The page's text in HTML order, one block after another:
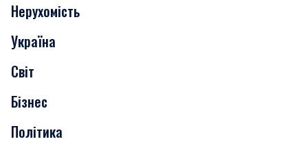
Події
Скандали
Нерухомість
Транспорт
Нерухомість
Україна
Світ
Бізнес
Політика